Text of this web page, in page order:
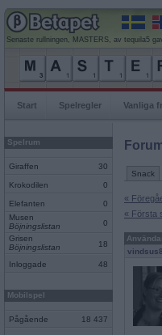
Senaste rullningen, MASTERS, av tequila5
Start Spelregler Vanliga
Spelrum
Giraffen 30
Krokodilen 0
Elefanten
0
Musen
Böjningslistan
0
Grisen
Böjningslistan
18
Inloggade 48
Mobilspel
Pågående 18 437
Snack
«
« Första